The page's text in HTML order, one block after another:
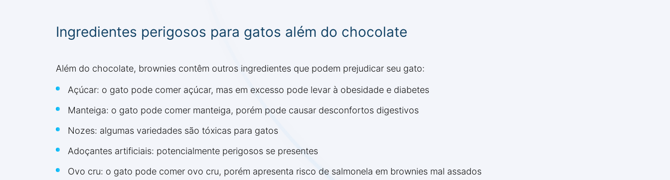
Ingredientes perigosos para gatos além do chocolate
Além do chocolate, brownies contêm outros ingredientes que podem prejudicar seu gato:
Açúcar: o gato pode comer açúcar, mas em excesso pode levar à obesidade e diabetes
Manteiga: o gato pode comer manteiga, porém pode causar desconfortos digestivos
Nozes: algumas variedades são tóxicas para gatos
Adoçantes artificiais: potencialmente perigosos se presentes
Ovo cru: o gato pode comer ovo cru, porém apresenta risco de salmonela em brownies mal assados